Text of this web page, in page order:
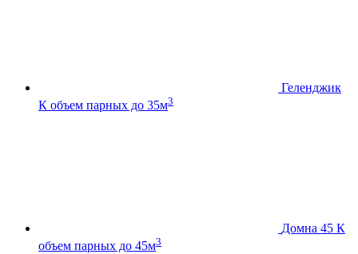
Геленджик
К объем парных до 35м3
Домна 45 К
объем парных до 45м3